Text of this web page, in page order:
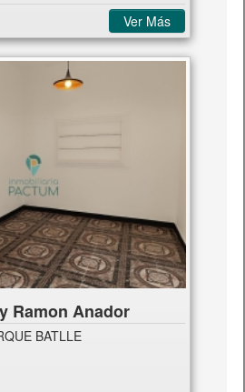
Ver Más
Ramon Anador
BATLLE